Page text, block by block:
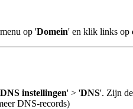
op 'Domein' en klik links op
DNS instellingen' > 'DNS'. Zijn
DNS-records)